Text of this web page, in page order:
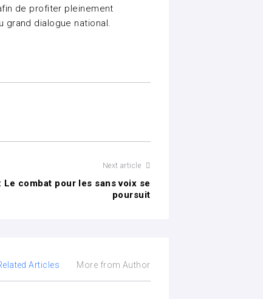
de profiter pleinement
dialogue national.
Next article
Le combat pour les sans voix se
poursuit
Articles More from Author